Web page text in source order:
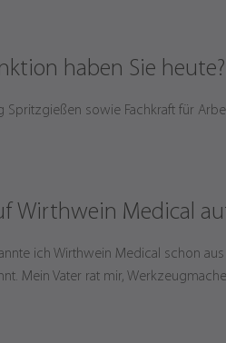
haben Sie heute?
Spritzgießen sowie Fachkraft für
Wirthwein Medical
ich Wirthwein Medical schon
Mein Vater rat mir,